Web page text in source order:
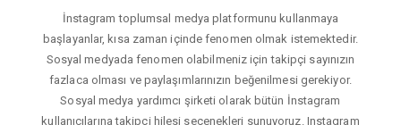
İnstagram toplumsal medya platformunu kullanmaya
başlayanlar, kısa zaman içinde fenomen olmak istemektedir.
Sosyal medyada fenomen olabilmeniz için takipçi sayınızın
fazlaca olması ve paylaşımlarınızın beğenilmesi gerekiyor.
Sosyal medya yardımcı şirketi olarak bütün İnstagram
kullanıcılarına takipçi hilesi seçenekleri sunuyoruz. Instagram